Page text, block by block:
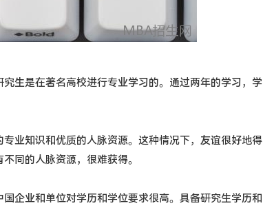
生是在著名高校进行专业学习的。通过两年的学习，学
业知识和优质的人脉资源。这种情况下，友谊很好地得
同的人脉资源，很难获得。
企业和单位对学历和学位要求很高。具备研究生学历和